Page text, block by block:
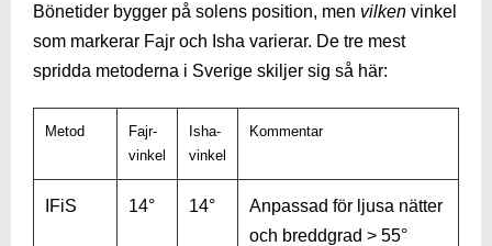
Bönetider bygger på solens position, men vilken vinkel
som markerar Fajr och Isha varierar. De tre mest
spridda metoderna i Sverige skiljer sig så här:
Metod
Fajr-
vinkel
Isha-
vinkel
Kommentar
IFiS 14° 14°
Anpassad för ljusa nätter
och breddgrad > 55°